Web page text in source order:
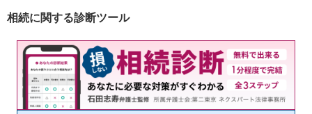
相談ください。
相続に関する診断ツール